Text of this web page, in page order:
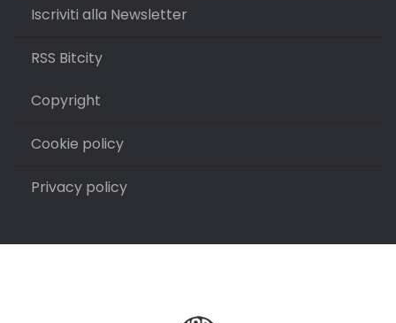
Iscriviti alla Newsletter
RSS Bitcity
Copyright
Cookie policy
Privacy policy